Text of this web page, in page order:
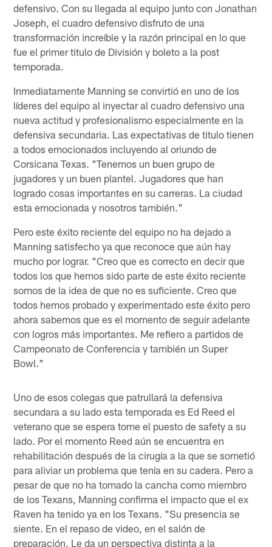
defensivo. Con su llegada al equipo junto con Jonathan
Joseph, el cuadro defensivo disfruto de una
transformación increíble y la razón principal en lo que
fue el primer titulo de División y boleto a la post
temporada.
Inmediatamente Manning se convirtió en uno de los
líderes del equipo al inyectar al cuadro defensivo una
nueva actitud y profesionalismo especialmente en la
defensiva secundaria. Las expectativas de titulo tienen
a todos emocionados incluyendo al oriundo de
Corsicana Texas. "Tenemos un buen grupo de
jugadores y un buen plantel. Jugadores que han
logrado cosas importantes en su carreras. La ciudad
esta emocionada y nosotros también."
Pero este éxito reciente del equipo no ha dejado a
Manning satisfecho ya que reconoce que aún hay
mucho por lograr. "Creo que es correcto en decir que
todos los que hemos sido parte de este éxito reciente
somos de la idea de que no es suficiente. Creo que
todos hemos probado y experimentado este éxito pero
ahora sabemos que es el momento de seguir adelante
con logros más importantes. Me refiero a partidos de
Campeonato de Conferencia y también un Super
Bowl."
Uno de esos colegas que patrullará la defensiva
secundara a su lado esta temporada es Ed Reed el
veterano que se espera tome el puesto de safety a su
lado. Por el momento Reed aún se encuentra en
rehabilitación después de la cirugía a la que se sometió
para aliviar un problema que tenía en su cadera. Pero a
pesar de que no ha tomado la cancha como miembro
de los Texans, Manning confirma el impacto que el ex
Raven ha tenido ya en los Texans. "Su presencia se
siente. En el repaso de video, en el salón de
preparación. Le da un perspectiva distinta a la